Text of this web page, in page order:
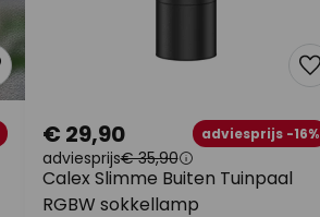
Calex Slimme Buiten Tuinpaal
RGBW sokkellamp
€ 29,90 adviesprijs -16%
adviesprijs€ 35,90